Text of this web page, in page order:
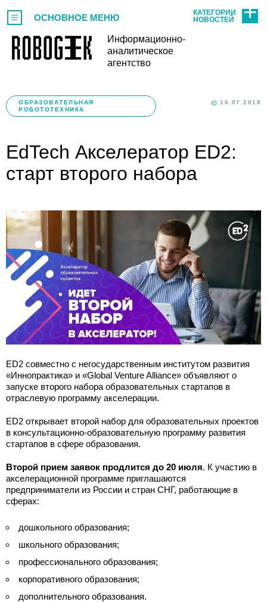
Информационно-
аналитическое
агентство
ОСНОВНОЕ МЕНЮ
КАТЕГОРИИ
НОВОСТЕЙ
ОБРАЗОВАТЕЛЬНАЯ
РОБОТОТЕХНИКА
16.07.2018
EdTech Акселератор ED2:
старт второго набора
ED2 совместно с негосударственным институтом развития
«Иннопрактика» и «Global Venture Alliance» объявляют о
запуске второго набора образовательных стартапов в
отраслевую программу акселерации.
ED2 открывает второй набор для образовательных проектов
в консультационно-образовательную программу развития
стартапов в сфере образования.
Второй прием заявок продлится до 20 июля. К участию в
акселерационной программе приглашаются
предприниматели из России и стран СНГ, работающие в
сферах:
дошкольного образования;
школьного образования;
профессионального образования;
корпоративного образования;
дополнительного образования.